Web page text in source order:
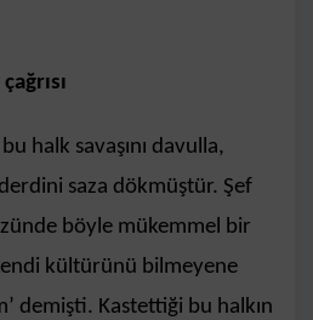
halk savaşını davulla,
saza dökmüştür. Şef
böyle mükemmel bir
kültürünü bilmeyene
demişti. Kastettiği bu halkın